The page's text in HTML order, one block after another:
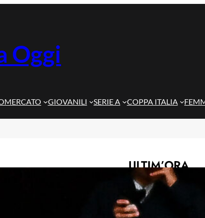
Oggi
GIOVANILI SERIE A COPPA ITALIA
ULTIM’ORA